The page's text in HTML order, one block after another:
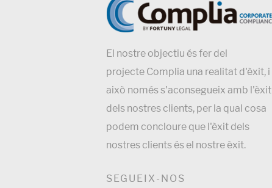
El nostre objectiu és fer del
projecte Complia una realitat d'èxit, i
això només s'aconsegueix amb l'èxit
dels nostres clients, per la qual cosa
podem concloure que l'èxit dels
nostres clients és el nostre èxit.
SEGUEIX-NOS